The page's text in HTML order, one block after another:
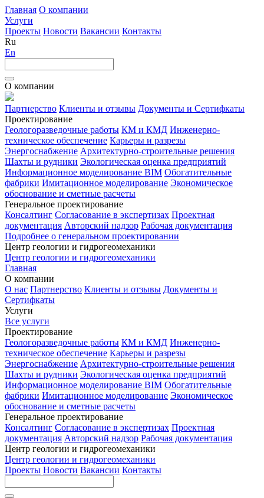
Главная О компании
Услуги
Проекты Новости Вакансии Контакты
Ru
En
О компании
Партнерство Клиенты и отзывы Документы и Сертифкаты
Проектирование
Геологоразведочные работы КМ и КМД Инженерно-
техническое обеспечение Карьеры и разрезы
Энергоснабжение Архитектурно-строительные решения
Шахты и рудники Экологическая оценка предприятий
Информационное моделирование BIM Обогатительные
фабрики Имитационное моделирование Экономическое
обоснование и сметные расчеты
Генеральное проектирование
Консалтинг Согласование в экспертизах Проектная
документация Авторский надзор Рабочая документация
Подробнее о генеральном проектировании
Центр геологии и гидрогеомеханики
Центр геологии и гидрогеомеханики
Главная
О компании
О нас Партнерство Клиенты и отзывы Документы и
Сертифкаты
Услуги
Все услуги
Проектирование
Геологоразведочные работы КМ и КМД Инженерно-
техническое обеспечение Карьеры и разрезы
Энергоснабжение Архитектурно-строительные решения
Шахты и рудники Экологическая оценка предприятий
Информационное моделирование BIM Обогатительные
фабрики Имитационное моделирование Экономическое
обоснование и сметные расчеты
Генеральное проектирование
Консалтинг Согласование в экспертизах Проектная
документация Авторский надзор Рабочая документация
Центр геологии и гидрогеомеханики
Центр геологии и гидрогеомеханики
Проекты Новости Вакансии Контакты